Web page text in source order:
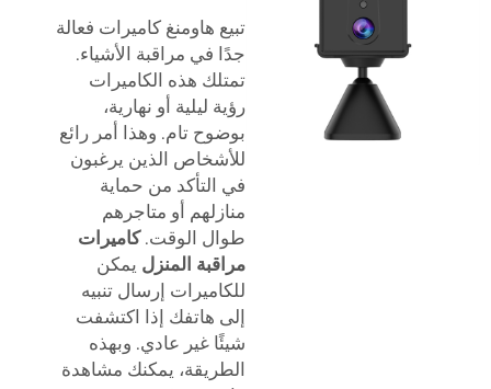
تبيع هاومنغ كاميرات فعالة
جدًا في مراقبة الأشياء.
تمتلك هذه الكاميرات
رؤية ليلية أو نهارية،
بوضوح تام. وهذا أمر رائع
للأشخاص الذين يرغبون
في التأكد من حماية
منازلهم أو متاجرهم
طوال الوقت.كاميرات
مراقبة المنزل يمكن
للكاميرات إرسال تنبيه
إلى هاتفك إذا اكتشفت
شيئًا غير عادي. وبهذه
الطريقة، يمكنك مشاهدة